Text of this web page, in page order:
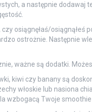
a następnie dodawaj
osiągnęłaś/osiągnąłeś
ostrożnie. Następnie
ważne są dodatki.
kiwi czy banany są
włoskie lub nasiona
wzbogacą Twoje